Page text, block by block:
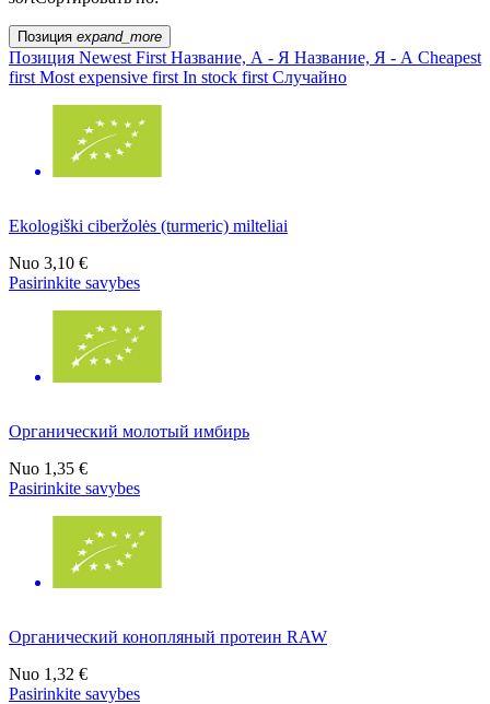
Позиция expand_more
Позиция Newest First Название, А - Я Название, Я - А Cheapest
first Most expensive first In stock first Случайно
Ekologiški ciberžolės (turmeric) milteliai
Nuo 3,10 €
Pasirinkite savybes
Органический молотый имбирь
Nuo 1,35 €
Pasirinkite savybes
Органический конопляный протеин RAW
Nuo 1,32 €
Pasirinkite savybes